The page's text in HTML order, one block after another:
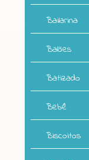
Bailarina
Balões
Batizado
Bebê
Biscoitos